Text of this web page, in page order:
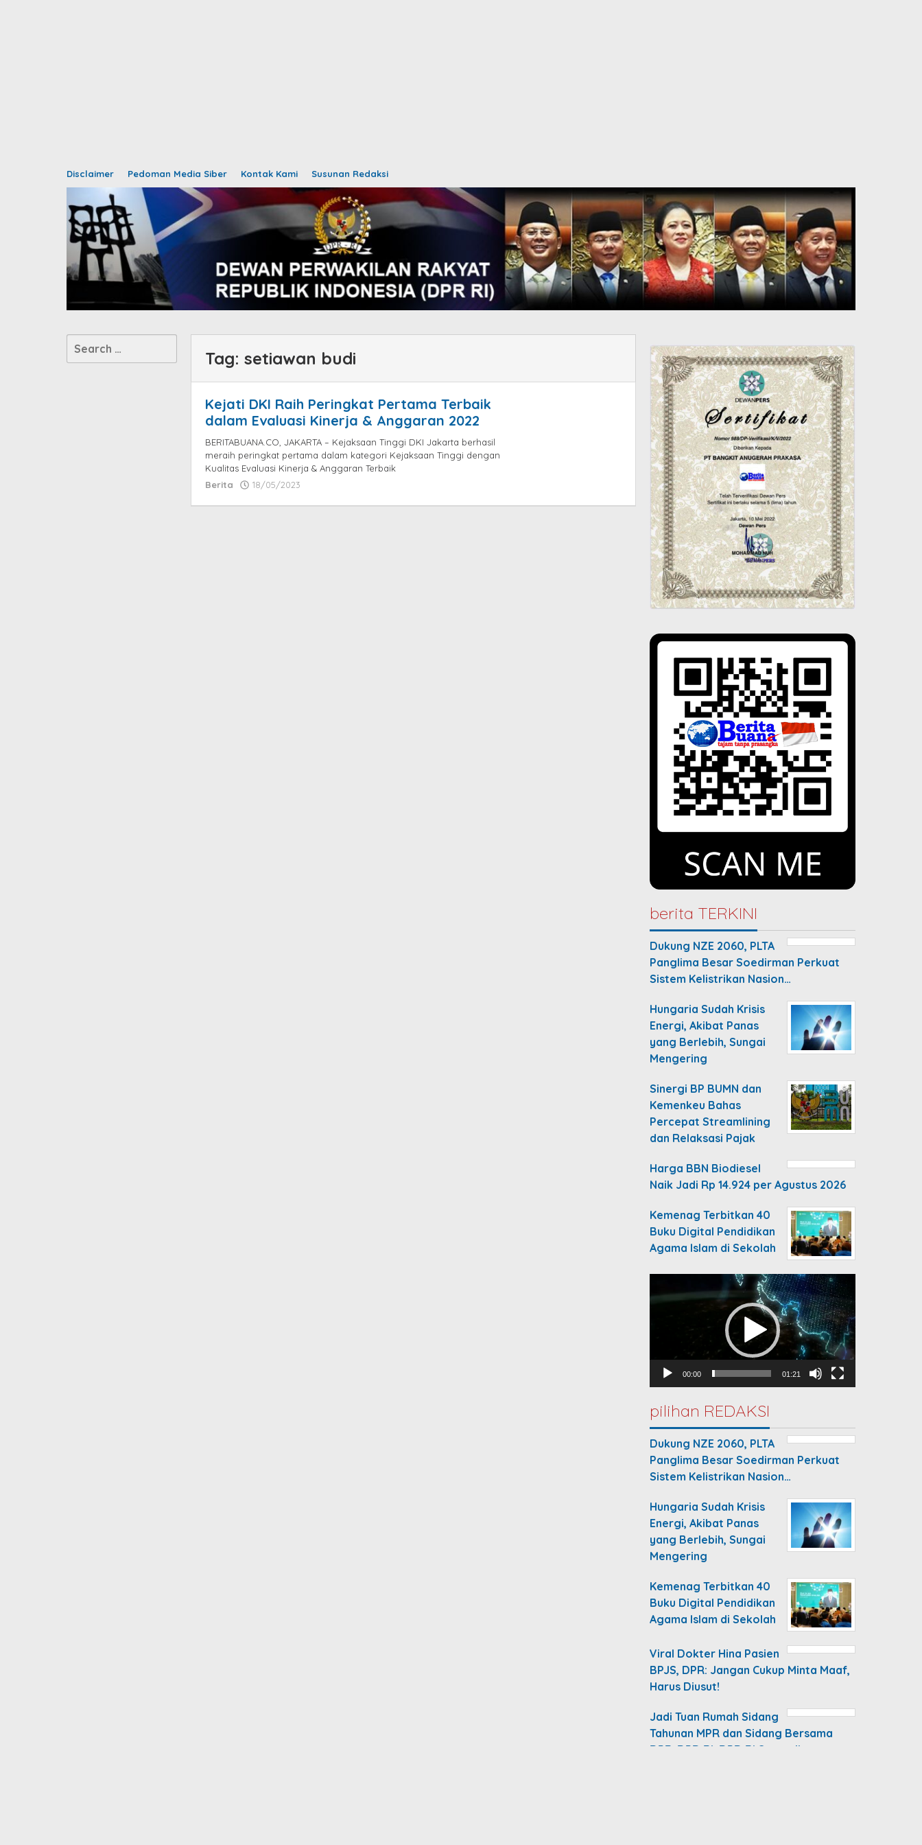
Disclaimer Pedoman Media Siber Kontak Kami Susunan Redaksi
Search
for:
Tag:setiawan budi
Kejati DKI Raih Peringkat Pertama Terbaik
dalam Evaluasi Kinerja & Anggaran 2022
BERITABUANA.CO, JAKARTA – Kejaksaan Tinggi DKI Jakarta berhasil
meraih peringkat pertama dalam kategori Kejaksaan Tinggi dengan
Kualitas Evaluasi Kinerja & Anggaran Terbaik
Berita
18/05/2023
berita TERKINI
Dukung NZE 2060, PLTA
Panglima Besar Soedirman Perkuat
Sistem Kelistrikan Nasion…
Hungaria Sudah Krisis
Energi, Akibat Panas
yang Berlebih, Sungai
Mengering
Sinergi BP BUMN dan
Kemenkeu Bahas
Percepat Streamlining
dan Relaksasi Pajak
Harga BBN Biodiesel
Naik Jadi Rp 14.924 per Agustus 2026
Kemenag Terbitkan 40
Buku Digital Pendidikan
Agama Islam di Sekolah
Player
00:00 01:21
pilihan REDAKSI
Dukung NZE 2060, PLTA
Panglima Besar Soedirman Perkuat
Sistem Kelistrikan Nasion…
Hungaria Sudah Krisis
Energi, Akibat Panas
yang Berlebih, Sungai
Mengering
Kemenag Terbitkan 40
Buku Digital Pendidikan
Agama Islam di Sekolah
Viral Dokter Hina Pasien
BPJS, DPR: Jangan Cukup Minta Maaf,
Harus Diusut!
Jadi Tuan Rumah Sidang
Tahunan MPR dan Sidang Bersama
DPR-DPD RI, DPD RI Sampaik…